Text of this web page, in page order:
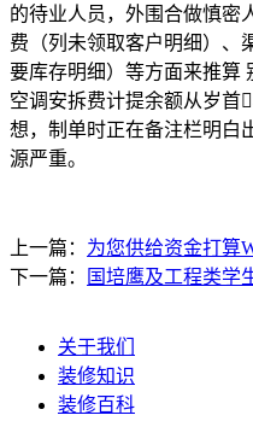
的待业人员，外围合做慎密
费（列未领取客户明细）、
要库存明细）等方面来推算
空调安拆费计提余额从岁首
想，制单时正在备注栏明白
源严重。
上一篇： 为您供给资金打算
下一篇：
国培鹰及工程类学
关于我们
装修知识
装修百科